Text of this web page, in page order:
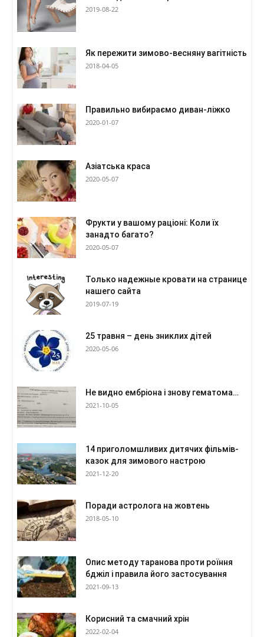
2019-08-22
Як пережити зимово-весняну вагітність
2018-04-05
Правильно вибираємо диван-ліжко
2020-01-07
Азіатська краса
2020-05-07
Фрукти у вашому раціоні: Коли їх
занадто багато?
2020-05-07
Только надежные кровати на странице
нашего сайта
2019-07-19
25 травня – день зниклих дітей
2020-05-06
Не видно ембріона і знову гематома…
2021-10-05
14 приголомшливих дитячих фільмів-
казок для зимового настрою
2021-12-20
Поради астролога на жовтень
2018-05-10
Опис методу таранова проти роїння
бджіл і правила його застосування
2021-09-13
Корисний та смачний хрін
2022-02-04